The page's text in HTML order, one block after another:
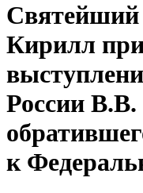
Кирилл
России
к